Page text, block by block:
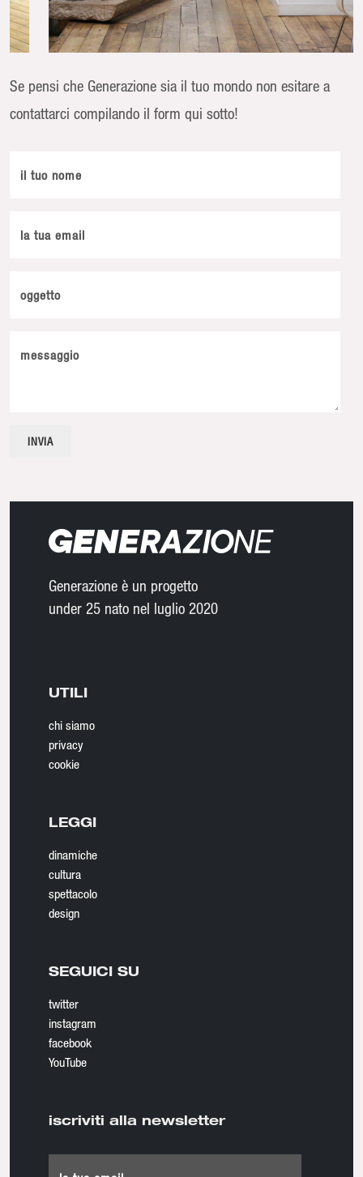
Se pensi che Generazione sia il tuo mondo non esitare a
contattarci compilando il form qui sotto!
il tuo nome
la tua email
oggetto
messaggio
Generazione è un progetto
under 25 nato nel luglio 2020
UTILI
chi siamo
privacy
cookie
LEGGI
dinamiche
cultura
spettacolo
design
SEGUICI SU
twitter
instagram
facebook
YouTube
iscriviti alla newsletter